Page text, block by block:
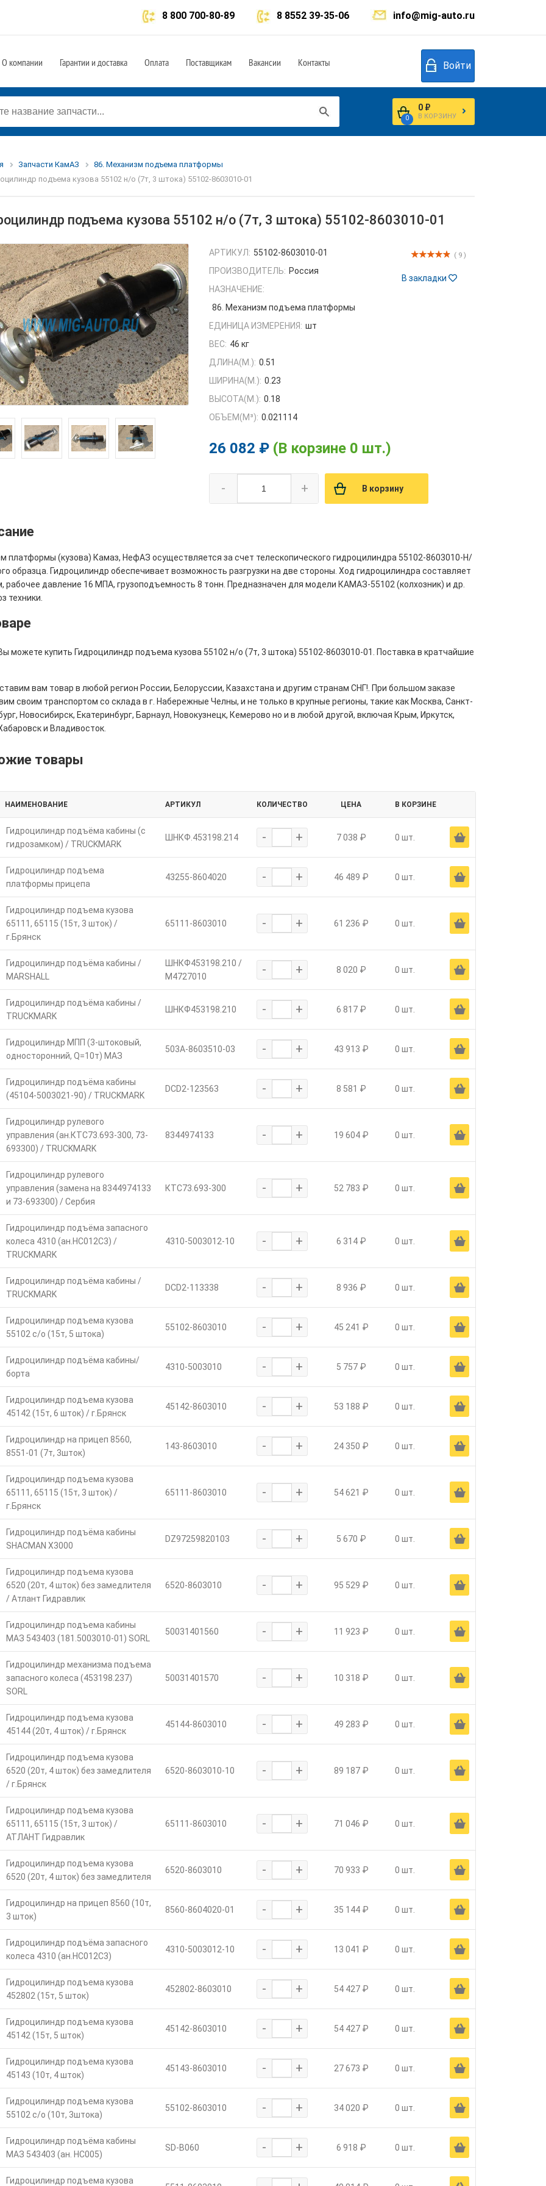
info@mig-auto.ru
8 8552 39-35-06
8 800 700-80-89
О компании Гарантии и доставка Оплата Поставщикам Вакансии Контакты Войти
0
0 ₽
В КОРЗИНУ
Запчасти КамАЗ
86. Механизм подъема платформы
подъема кузова 55102 н/о (7т, 3 штока) 55102-8603010-01
подъема кузова 55102 н/о (7т, 3 штока) 55102-8603010-01
( 9 )
В закладки
АРТИКУЛ: 55102-8603010-01
ПРОИЗВОДИТЕЛЬ: Россия
НАЗНАЧЕНИЕ:
86. Механизм подъема платформы
ЕДИНИЦА ИЗМЕРЕНИЯ: шт
ВЕС: 46 кг
ДЛИНА(М.): 0.51
ШИРИНА(М.): 0.23
ВЫСОТА(М.): 0.18
ОБЪЕМ(M³): 0.021114
26 082 ₽ (В корзине 0 шт.)
- + В корзину
платформы (кузова) Камаз, НефАЗ осуществляется за счет телескопического гидроцилиндра 55102-8603010-Н/
образца. Гидроцилиндр обеспечивает возможность разгрузки на две стороны. Ход гидроцилиндра составляет
рабочее давление 16 МПА, грузоподъемность 8 тонн. Предназначен для модели КАМАЗ-55102 (колхозник) и др.
техники.
можете купить Гидроцилиндр подъема кузова 55102 н/о (7т, 3 штока) 55102-8603010-01. Поставка в кратчайшие
вам товар в любой регион России, Белоруссии, Казахстана и другим странам СНГ!. При большом заказе
своим транспортом со склада в г. Набережные Челны, и не только в крупные регионы, такие как Москва, Санкт-
Новосибирск, Екатеринбург, Барнаул, Новокузнецк, Кемерово но и в любой другой, включая Крым, Иркутск,
и Владивосток.
товары
НАИМЕНОВАНИЕ АРТИКУЛ КОЛИЧЕСТВО ЦЕНА В КОРЗИНЕ
Гидроцилиндр подъёма кабины (с
гидрозамком) / TRUCKMARK
ШНКФ.453198.214 - + 7 038 ₽ 0 шт. Ä
Гидроцилиндр подъема
платформы прицепа
43255-8604020 - + 46 489 ₽ 0 шт. Ä
Гидроцилиндр подъема кузова
65111, 65115 (15т, 3 шток) /
г.Брянск
65111-8603010 - + 61 236 ₽ 0 шт. Ä
Гидроцилиндр подъёма кабины /
MARSHALL
ШНКФ453198.210 /
M4727010
- + 8 020 ₽ 0 шт. Ä
Гидроцилиндр подъёма кабины /
TRUCKMARK
ШНКФ453198.210 - + 6 817 ₽ 0 шт. Ä
Гидроцилиндр МПП (3-штоковый,
односторонний, Q=10т) МАЗ
503А-8603510-03 - + 43 913 ₽ 0 шт. Ä
Гидроцилиндр подъёма кабины
(45104-5003021-90) / TRUCKMARK
DCD2-123563 - + 8 581 ₽ 0 шт. Ä
Гидроцилиндр рулевого
управления (ан.КТС73.693-300, 73-
693300) / TRUCKMARK
8344974133 - + 19 604 ₽ 0 шт. Ä
Гидроцилиндр рулевого
управления (замена на 8344974133
и 73-693300) / Сербия
КТС73.693-300 - + 52 783 ₽ 0 шт. Ä
Гидроцилиндр подъёма запасного
колеса 4310 (ан.HC012C3) /
TRUCKMARK
4310-5003012-10 - + 6 314 ₽ 0 шт. Ä
Гидроцилиндр подъёма кабины /
TRUCKMARK
DCD2-113338 - + 8 936 ₽ 0 шт. Ä
Гидроцилиндр подъема кузова
55102 с/о (15т, 5 штока)
55102-8603010 - + 45 241 ₽ 0 шт. Ä
Гидроцилиндр подъёма кабины/
борта
4310-5003010 - + 5 757 ₽ 0 шт. Ä
Гидроцилиндр подъема кузова
45142 (15т, 6 шток) / г.Брянск
45142-8603010 - + 53 188 ₽ 0 шт. Ä
Гидроцилиндр на прицеп 8560,
8551-01 (7т, 3шток)
143-8603010 - + 24 350 ₽ 0 шт. Ä
Гидроцилиндр подъема кузова
65111, 65115 (15т, 3 шток) /
г.Брянск
65111-8603010 - + 54 621 ₽ 0 шт. Ä
Гидроцилиндр подъёма кабины
SHACMAN X3000
DZ97259820103 - + 5 670 ₽ 0 шт. Ä
Гидроцилиндр подъема кузова
6520 (20т, 4 шток) без замедлителя
/ Атлант Гидравлик
6520-8603010 - + 95 529 ₽ 0 шт. Ä
Гидроцилиндр подъема кабины
МАЗ 543403 (181.5003010-01) SORL
50031401560 - + 11 923 ₽ 0 шт. Ä
Гидроцилиндр механизма подъема
запасного колеса (453198.237)
SORL
50031401570 - + 10 318 ₽ 0 шт. Ä
Гидроцилиндр подъема кузова
45144 (20т, 4 шток) / г.Брянск
45144-8603010 - + 49 283 ₽ 0 шт. Ä
Гидроцилиндр подъема кузова
6520 (20т, 4 шток) без замедлителя
/ г.Брянск
6520-8603010-10 - + 89 187 ₽ 0 шт. Ä
Гидроцилиндр подъема кузова
65111, 65115 (15т, 3 шток) /
АТЛАНТ Гидравлик
65111-8603010 - + 71 046 ₽ 0 шт. Ä
Гидроцилиндр подъема кузова
6520 (20т, 4 шток) без замедлителя
6520-8603010 - + 70 933 ₽ 0 шт. Ä
Гидроцилиндр на прицеп 8560 (10т,
3 шток)
8560-8604020-01 - + 35 144 ₽ 0 шт. Ä
Гидроцилиндр подъёма запасного
колеса 4310 (ан.HC012C3)
4310-5003012-10 - + 13 041 ₽ 0 шт. Ä
Гидроцилиндр подъема кузова
452802 (15т, 5 шток)
452802-8603010 - + 54 427 ₽ 0 шт. Ä
Гидроцилиндр подъема кузова
45142 (15т, 5 шток)
45142-8603010 - + 54 427 ₽ 0 шт. Ä
Гидроцилиндр подъема кузова
45143 (10т, 4 шток)
45143-8603010 - + 27 673 ₽ 0 шт. Ä
Гидроцилиндр подъема кузова
55102 с/о (10т, 3штока)
55102-8603010 - + 34 020 ₽ 0 шт. Ä
Гидроцилиндр подъёма кабины
МАЗ 543403 (ан. HC005)
SD-B060 - + 6 918 ₽ 0 шт. Ä
Гидроцилиндр подъема кузова